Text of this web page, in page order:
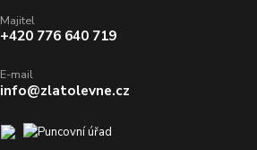
Majitel
+420 776 640 719
E-mail
info@zlatolevne.cz